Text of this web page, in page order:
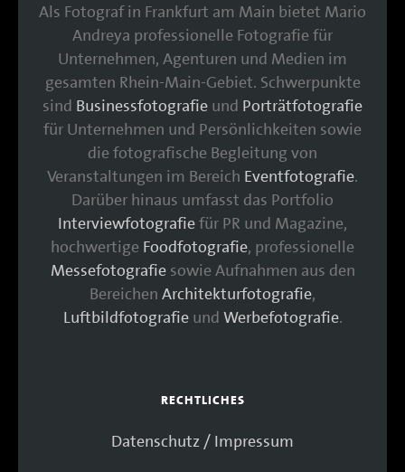
Als Fotograf in Frankfurt am Main bietet Mario
Andreya professionelle Fotografie für
Unternehmen, Agenturen und Medien im
gesamten Rhein-Main-Gebiet. Schwerpunkte
sind Businessfotografie und Porträtfotografie
für Unternehmen und Persönlichkeiten sowie
die fotografische Begleitung von
Veranstaltungen im Bereich Eventfotografie.
Darüber hinaus umfasst das Portfolio
Interviewfotografiefür PR und Magazine,
hochwertige Foodfotografie, professionelle
Messefotografiesowie Aufnahmen aus den
Bereichen Architekturfotografie,
Luftbildfotografieund Werbefotografie.
RECHTLICHES
Datenschutz / Impressum